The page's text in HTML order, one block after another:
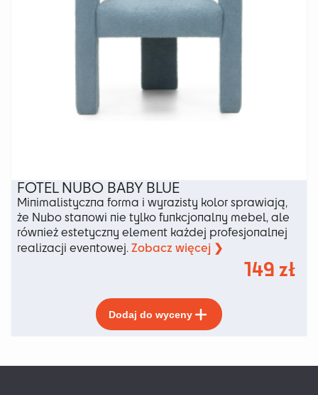
FOTEL NUBO BABY BLUE
Minimalistyczna forma i wyrazisty kolor sprawiają,
że Nubo stanowi nie tylko funkcjonalny mebel, ale
również estetyczny element każdej profesjonalnej
realizacji eventowej.Zobacz więcej ❯
149zł
Dodaj do wyceny
produkt
ma
wariantów.